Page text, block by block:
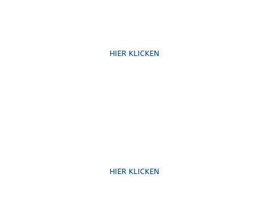
HIER KLICKEN
HIER KLICKEN